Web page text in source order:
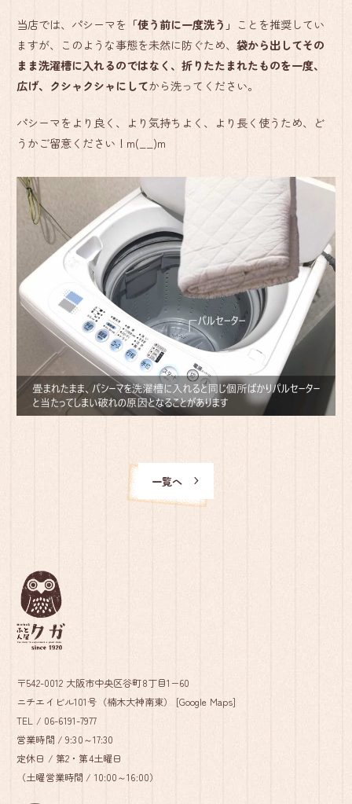
当店では、パシーマを 「使う前に一度洗う」 ことを推奨してい
ますが、このような事態を未然に防ぐため、袋から出してその
まま洗濯槽に入れるのではなく、折りたたまれたものを一度、
広げ、クシャクシャにしてから洗ってください。
パシーマをより良く、より気持ちよく、より長く使うため、ど
うかご留意ください！m(__)m
一覧へ
〒542-0012 大阪市中央区谷町8丁目1−60
ニチエイビル101号（楠木大神南東） [Google Maps]
TEL / 06-6191-7977
営業時間 / 9:30～17:30
定休日 / 第2・第4土曜日
（土曜営業時間 / 10:00～16:00）